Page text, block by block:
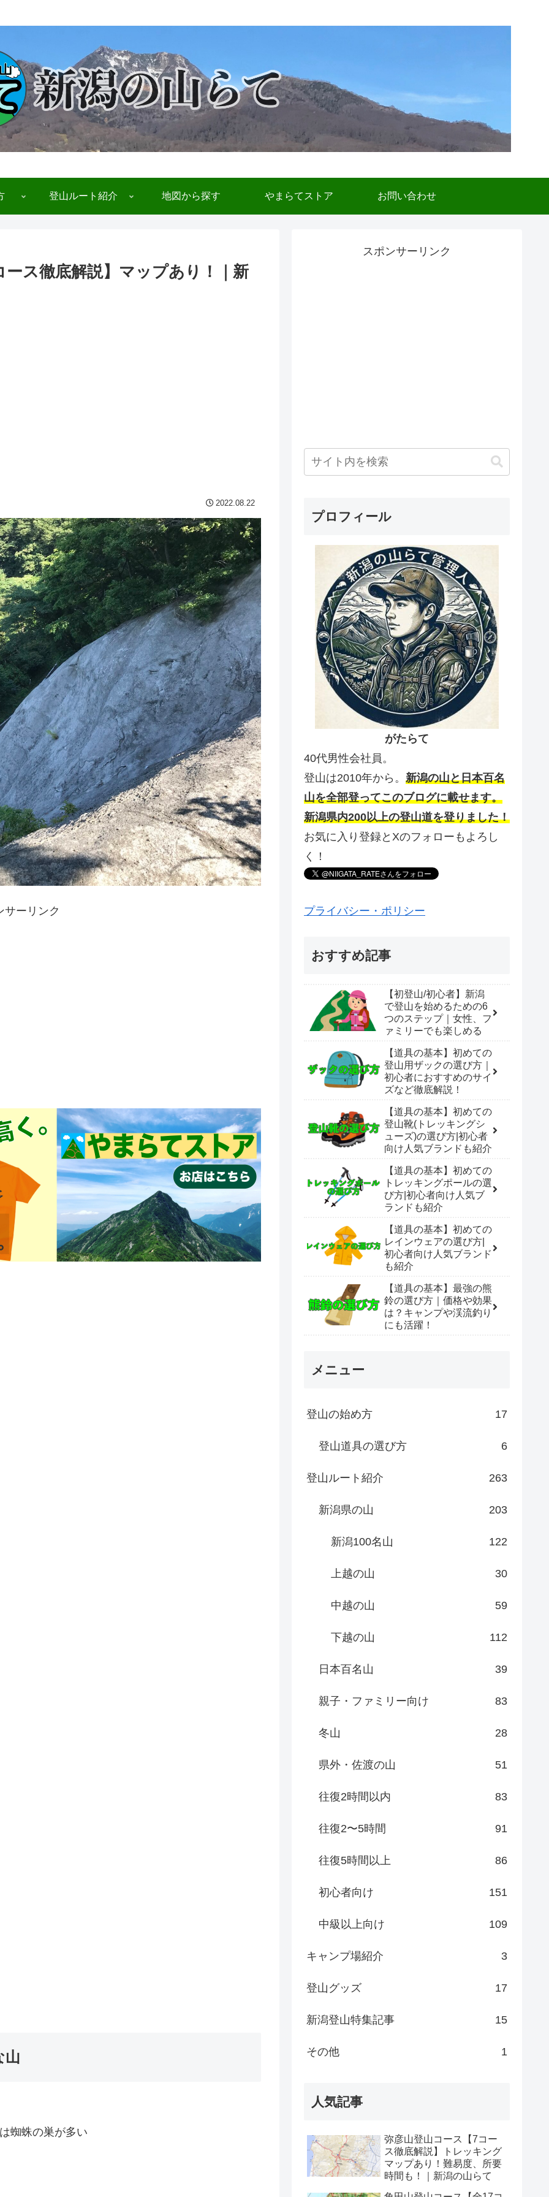
登山ルート紹介 地図から探す やまらてストア お問い合わせ
ス徹底解説】マップあり！｜新
2022.08.22
サーリンク
山
蜘蛛の巣が多い
スポンサーリンク
プロフィール
がたらて
40代男性会社員。
登山は2010年から。 新潟の山と日本百名
山を全部登ってこのブログに載せます。
新潟県内200以上の登山道を登りました！
お気に入り登録とXのフォローもよろし
く！
プライバシー・ポリシー
おすすめ記事
【初登山/初心者】新潟
で登山を始めるための6
つのステップ｜女性、フ
ァミリーでも楽しめる
【道具の基本】初めての
登山用ザックの選び方｜
初心者におすすめのサイ
ズなど徹底解説！
【道具の基本】初めての
登山靴(トレッキングシ
ューズ)の選び方|初心者
向け人気ブランドも紹介
【道具の基本】初めての
トレッキングポールの選
び方|初心者向け人気ブ
ランドも紹介
【道具の基本】初めての
レインウェアの選び方|
初心者向け人気ブランド
も紹介
【道具の基本】最強の熊
鈴の選び方｜価格や効果
は？キャンプや渓流釣り
にも活躍！
メニュー
登山の始め方 17
登山道具の選び方 6
登山ルート紹介 263
新潟県の山 203
新潟100名山 122
上越の山 30
中越の山 59
下越の山 112
日本百名山 39
親子・ファミリー向け 83
冬山 28
県外・佐渡の山 51
往復2時間以内 83
往復2〜5時間 91
往復5時間以上 86
初心者向け 151
中級以上向け 109
キャンプ場紹介 3
登山グッズ 17
新潟登山特集記事 15
その他 1
人気記事
弥彦山登山コース【7コー
ス徹底解説】トレッキング
マップあり！難易度、所要
時間も！｜新潟の山らて